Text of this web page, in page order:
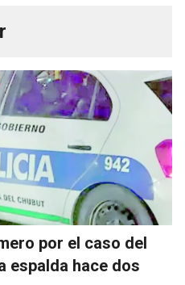
por el caso del
espalda hace dos